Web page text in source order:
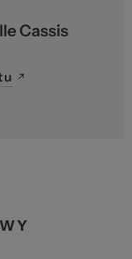
Cassis